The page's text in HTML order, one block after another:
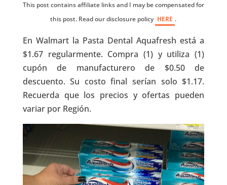
This post contains affiliate links and I may be compensated for
this post. Read our disclosure policy HERE .
En Walmart la Pasta Dental Aquafresh está a
$1.67 regularmente. Compra (1) y utiliza (1)
cupón de manufacturero de $0.50 de
descuento. Su costo final serían solo $1.17.
Recuerda que los precios y ofertas pueden
variar por Región.